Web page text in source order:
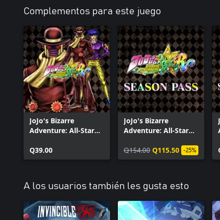
Complementos para este juego
JoJo's Bizarre
Adventure: All-Star
U
Q39.00
JoJo's Bizarre
Adventure: All-Star
Temporada
Q154.00 Q115.50 -25%
A los usuarios también les gusta esto